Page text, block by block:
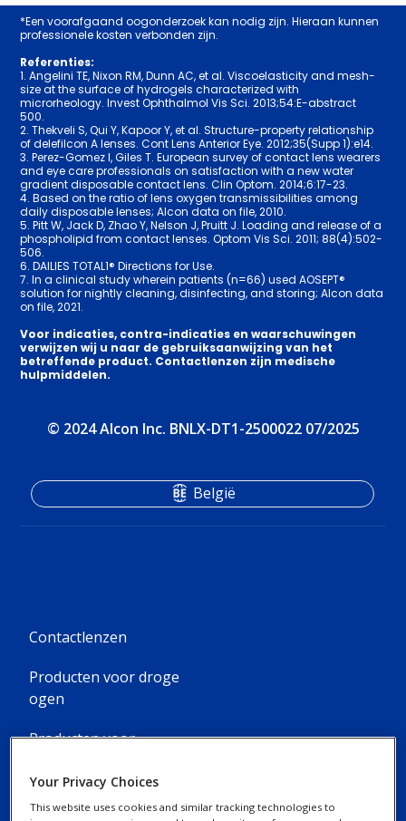
*Een voorafgaand oogonderzoek kan nodig zijn. Hieraan kunnen
professionele kosten verbonden zijn.
Referenties:
1. Angelini TE, Nixon RM, Dunn AC, et al. Viscoelasticity and mesh-
size at the surface of hydrogels characterized with
microrheology. Invest Ophthalmol Vis Sci. 2013;54:E-abstract
500.
2. Thekveli S, Qui Y, Kapoor Y, et al. Structure-property relationship
of delefilcon A lenses. Cont Lens Anterior Eye. 2012;35(Supp 1):e14.
3. Perez-Gomez I, Giles T. European survey of contact lens wearers
and eye care professionals on satisfaction with a new water
gradient disposable contact lens. Clin Optom. 2014;6:17-23.
4. Based on the ratio of lens oxygen transmissibilities among
daily disposable lenses; Alcon data on file, 2010.
5. Pitt W, Jack D, Zhao Y, Nelson J, Pruitt J. Loading and release of a
phospholipid from contact lenses. Optom Vis Sci. 2011; 88(4):502-
506.
6. DAILIES TOTAL1® Directions for Use.
7. In a clinical study wherein patients (n=66) used AOSEPT®
solution for nightly cleaning, disinfecting, and storing; Alcon data
on file, 2021.
Voor indicaties, contra-indicaties en waarschuwingen
verwijzen wij u naar de gebruiksaanwijzing van het
betreffende product. Contactlenzen zijn medische
hulpmiddelen.
© 2024 Alcon Inc. BNLX-DT1-2500022 07/2025
Footer
Column
-
Menu
Contactlenzen
Producten voor droge
ogen
Producten voor
België
Your Privacy Choices
This website uses cookies and similar tracking technologies to